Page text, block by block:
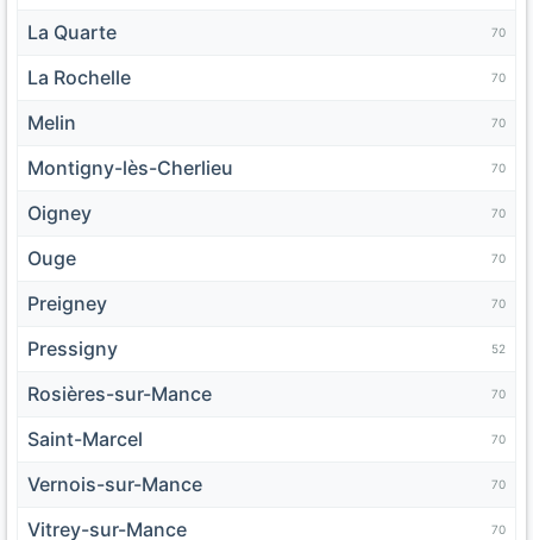
La Quarte 70
La Rochelle 70
Melin 70
Montigny-lès-Cherlieu 70
Oigney 70
Ouge 70
Preigney 70
Pressigny 52
Rosières-sur-Mance 70
Saint-Marcel 70
Vernois-sur-Mance 70
Vitrey-sur-Mance 70